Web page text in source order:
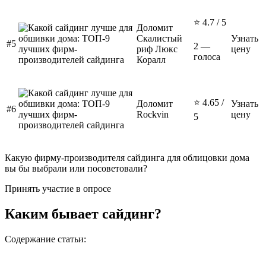
#5
Доломит
Скалистый
риф Люкс
Коралл
⭐ 4.7 / 5
2 —
голоса
Узнать
цену
#6
Доломит
Rockvin
⭐ 4.65 /
5
Узнать
цену
Какую фирму-производителя сайдинга для облицовки дома
вы бы выбрали или посоветовали?
Принять участие в опросе
Каким бывает сайдинг?
Содержание статьи: